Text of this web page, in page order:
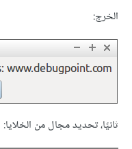
الخرج:
ثانيًا، تحديد مجال من الخلايا: